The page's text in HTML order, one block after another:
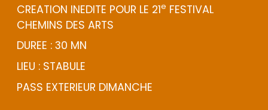
CREATION INEDITE POUR LE 21e FESTIVAL
CHEMINS DES ARTS
DUREE : 30 MN
LIEU : STABULE
PASS EXTERIEUR DIMANCHE